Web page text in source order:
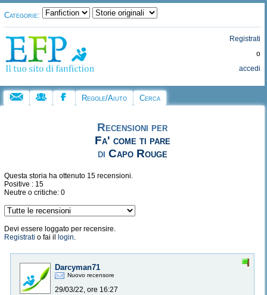
Categorie:
Registrati
o
accedi
Regole/Aiuto Cerca
Recensioni per
Fa' come ti pare
di Capo Rouge
Questa storia ha ottenuto 15 recensioni.
Positive : 15
Neutre o critiche: 0
Devi essere loggato per recensire.
Registrati o fai il login.
Darcyman71
Nuovo recensore
29/03/22, ore 16:27